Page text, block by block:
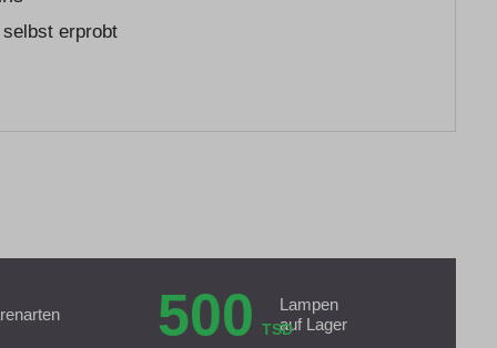
erprobt
500 TSD
Lampen
auf Lager